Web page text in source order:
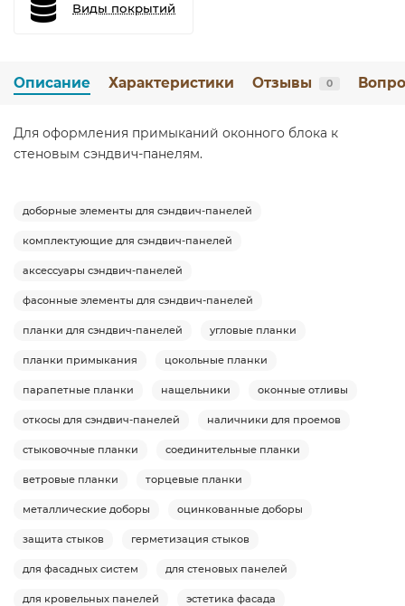
Виды покрытий
Описание Характеристики Отзывы 0
Для оформления примыканий оконного блока к
стеновым сэндвич-панелям.
доборные элементы для сэндвич-панелей
комплектующие для сэндвич-панелей
аксессуары сэндвич-панелей
фасонные элементы для сэндвич-панелей
планки для сэндвич-панелей угловые планки
планки примыкания цокольные планки
парапетные планки нащельники оконные отливы
откосы для сэндвич-панелей наличники для проемов
стыковочные планки соединительные планки
ветровые планки торцевые планки
металлические доборы оцинкованные доборы
защита стыков герметизация стыков
для фасадных систем для стеновых панелей
для кровельных панелей эстетика фасада